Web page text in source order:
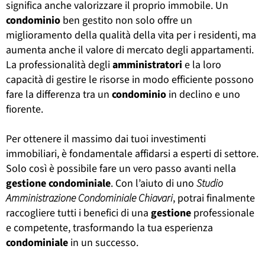
significa anche valorizzare il proprio immobile. Un
condominio ben gestito non solo offre un
miglioramento della qualità della vita per i residenti, ma
aumenta anche il valore di mercato degli appartamenti.
La professionalità degliamministratori e la loro
capacità di gestire le risorse in modo efficiente possono
fare la differenza tra un condominio in declino e uno
fiorente.
Per ottenere il massimo dai tuoi investimenti
immobiliari, è fondamentale affidarsi a esperti di settore.
Solo così è possibile fare un vero passo avanti nella
gestionecondominiale. Con l’aiuto di uno Studio
Amministrazione Condominiale Chiavari, potrai finalmente
raccogliere tutti i benefici di una gestione professionale
e competente, trasformando la tua esperienza
condominiale in un successo.